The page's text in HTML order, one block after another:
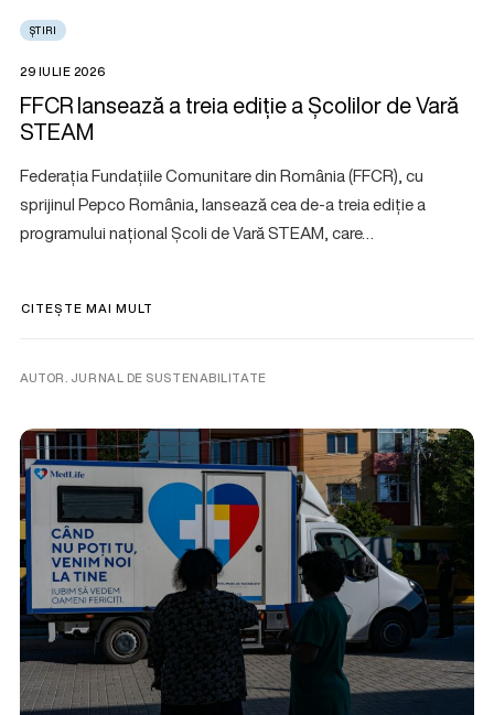
ȘTIRI
29 IULIE 2026
FFCR lansează a treia ediție a Școlilor de Vară
STEAM
Federația Fundațiile Comunitare din România (FFCR), cu
sprijinul Pepco România, lansează cea de-a treia ediție a
programului național Școli de Vară STEAM, care…
CITEȘTE MAI MULT
AUTOR. JURNAL DE SUSTENABILITATE